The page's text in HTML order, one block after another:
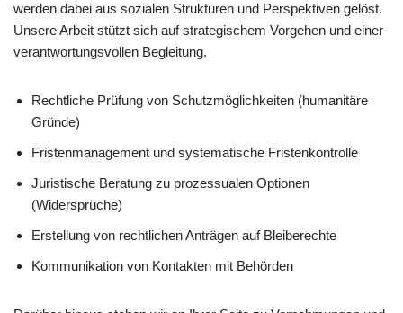
werden dabei aus sozialen Strukturen und Perspektiven gelöst.
Unsere Arbeit stützt sich auf strategischem Vorgehen und einer
verantwortungsvollen Begleitung.
Rechtliche Prüfung von Schutzmöglichkeiten (humanitäre
Gründe)
Fristenmanagement und systematische Fristenkontrolle
Juristische Beratung zu prozessualen Optionen
(Widersprüche)
Erstellung von rechtlichen Anträgen auf Bleiberechte
Kommunikation von Kontakten mit Behörden